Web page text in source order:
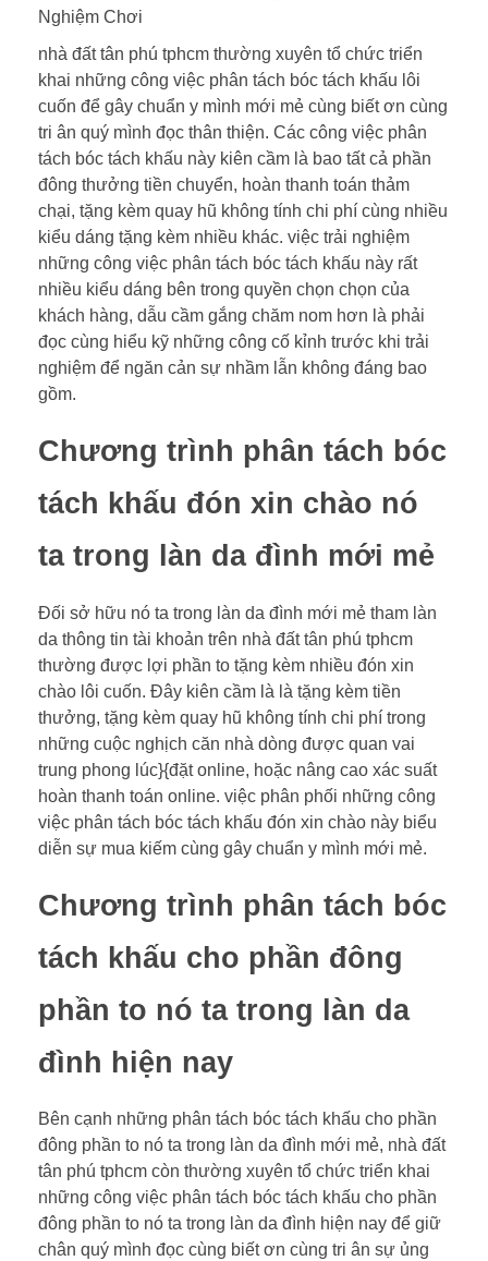
nhà đất tân phú tphcm thường xuyên tổ chức triển
khai những công việc phân tách bóc tách khấu lôi
cuốn để gây chuẩn y mình mới mẻ cùng biết ơn cùng
tri ân quý mình đọc thân thiện. Các công việc phân
tách bóc tách khấu này kiên cầm là bao tất cả phần
đông thưởng tiền chuyển, hoàn thanh toán thảm
chại, tặng kèm quay hũ không tính chi phí cùng nhiều
kiểu dáng tặng kèm nhiều khác. việc trải nghiệm
những công việc phân tách bóc tách khấu này rất
nhiều kiểu dáng bên trong quyền chọn chọn của
khách hàng, dẫu cầm gắng chăm nom hơn là phải
đọc cùng hiểu kỹ những công cố kỉnh trước khi trải
nghiệm để ngăn cản sự nhầm lẫn không đáng bao
gồm.
Chương trình phân tách bóc
tách khấu đón xin chào nó
ta trong làn da đình mới mẻ
Đối sở hữu nó ta trong làn da đình mới mẻ tham làn
da thông tin tài khoản trên nhà đất tân phú tphcm
thường được lợi phần to tặng kèm nhiều đón xin
chào lôi cuốn. Đây kiên cầm là là tặng kèm tiền
thưởng, tặng kèm quay hũ không tính chi phí trong
những cuộc nghịch căn nhà dòng được quan vai
trung phong lúc}{đặt online, hoặc nâng cao xác suất
hoàn thanh toán online. việc phân phối những công
việc phân tách bóc tách khấu đón xin chào này biểu
diễn sự mua kiếm cùng gây chuẩn y mình mới mẻ.
Chương trình phân tách bóc
tách khấu cho phần đông
phần to nó ta trong làn da
đình hiện nay
Bên cạnh những phân tách bóc tách khấu cho phần
đông phần to nó ta trong làn da đình mới mẻ, nhà đất
tân phú tphcm còn thường xuyên tổ chức triển khai
những công việc phân tách bóc tách khấu cho phần
đông phần to nó ta trong làn da đình hiện nay để giữ
chân quý mình đọc cùng biết ơn cùng tri ân sự ủng